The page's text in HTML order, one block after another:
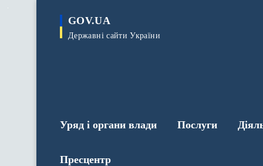
GOV.UA
Державні сайти України
Уряд і органи влади Послуги
Пресцентр